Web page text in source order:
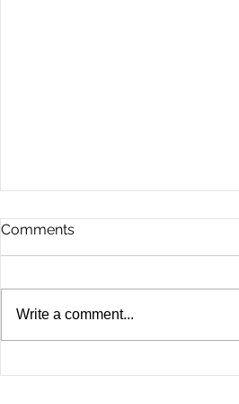
Comments
Write a comment...